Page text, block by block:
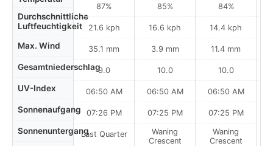
Durchschnittliche
Luftfeuchtigkeit
Max. Wind
Gesamtniederschlag
UV-Index
Sonnenaufgang
Sonnenuntergang
87%
21.6 kph
35.1 mm
9.0
06:50 AM
07:26 PM
Last Quarter
85%
16.6 kph
3.9 mm
10.0
06:50 AM
07:25 PM
Waning
Crescent
84%
14.4 kph
11.4 mm
10.0
06:50 AM
07:25 PM
Waning
Crescent